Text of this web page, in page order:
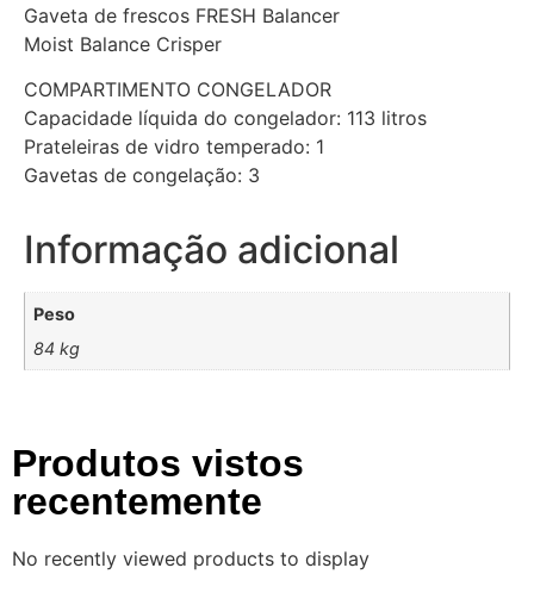
Gaveta de frescos FRESH Balancer
Moist Balance Crisper
COMPARTIMENTO CONGELADOR
Capacidade líquida do congelador: 113 litros
Prateleiras de vidro temperado: 1
Gavetas de congelação: 3
Informação adicional
Peso
84 kg
Produtos vistos
recentemente
No recently viewed products to display